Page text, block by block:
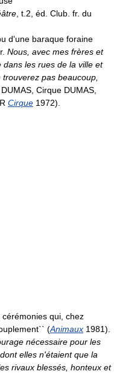
, t.2, éd. Club. fr. du
d'une baraque foraine
Nous, avec mes frères et
les rues de la ville et
pas beaucoup,
Cirque DUMAS,
Cirque 1972).
qui, chez
(Animaux 1981).
nécessaire pour les
elles n'étaient que la
rivaux blessés, honteux et